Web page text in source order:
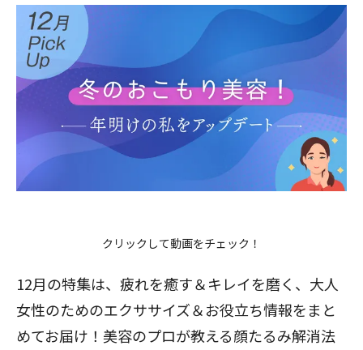
クリックして動画をチェック！
12月の特集は、疲れを癒す＆キレイを磨く、大人
女性のためのエクササイズ＆お役立ち情報をまと
めてお届け！美容のプロが教える顔たるみ解消法